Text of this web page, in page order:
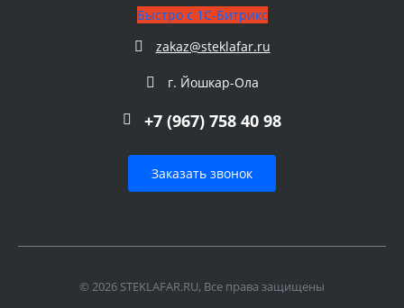
Быстро с 1С-Битрикс
zakaz@steklafar.ru
г. Йошкар-Ола
+7 (967) 758 40 98
Заказать звонок
© 2026 STEKLAFAR.RU, Все права защищены